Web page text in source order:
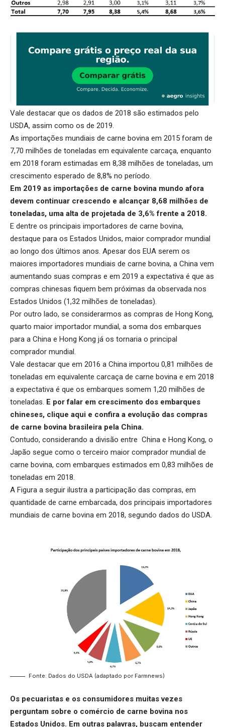
Vale destacar que os dados de 2018 são estimados pelo
USDA, assim como os de 2019.
As importações mundiais de carne bovina em 2015 foram de
7,70 milhões de toneladas em equivalente carcaça, enquanto
em 2018 foram estimadas em 8,38 milhões de toneladas, um
crescimento esperado de 8,8% no período.
Em 2019 as importações de carne bovina mundo afora
devem continuar crescendo e alcançar 8,68 milhões de
toneladas, uma alta de projetada de 3,6% frente a 2018.
E dentre os principais importadores de carne bovina,
destaque para os Estados Unidos, maior comprador mundial
ao longo dos últimos anos. Apesar dos EUA serem os
maiores importadores mundiais de carne bovina, a China vem
aumentando suas compras e em 2019 a expectativa é que as
compras chinesas fiquem bem próximas da observada nos
Estados Unidos (1,32 milhões de toneladas).
Por outro lado, se considerarmos as compras de Hong Kong,
quarto maior importador mundial, a soma dos embarques
para a China e Hong Kong já os tornaria o principal
comprador mundial.
Vale destacar que em 2016 a China importou 0,81 milhões de
toneladas em equivalente carcaça de carne bovina e em 2018
a expectativa é que os embarques somem 1,20 milhões de
toneladas. E por falar em crescimento dos embarques
chineses, clique aqui e confira a evolução das compras
de carne bovina brasileira pela China.
Contudo, considerando a divisão entre China e Hong Kong, o
Japão segue como o terceiro maior comprador mundial de
carne bovina, com embarques estimados em 0,83 milhões de
toneladas em 2018.
A Figura a seguir ilustra a participação das compras, em
quantidade de carne embarcada, dos principais importadores
mundiais de carne bovina em 2018, segundo dados do USDA.
Fonte: Dados do USDA (adaptado por Farmnews)
Os pecuaristas e os consumidores muitas vezes
perguntam sobre o comércio de carne bovina nos
Estados Unidos. Em outras palavras, buscam entender